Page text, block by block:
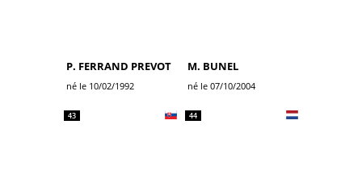
P. FERRAND PREVOT
né le 10/02/1992
M. BUNEL
né le 07/10/2004
43 44